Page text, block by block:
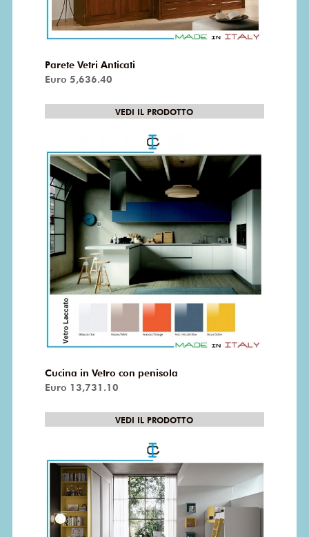
Parete Vetri Anticati
Euro 5,636.40
VEDI IL PRODOTTO
Cucina in Vetro con penisola
Euro 13,731.10
VEDI IL PRODOTTO